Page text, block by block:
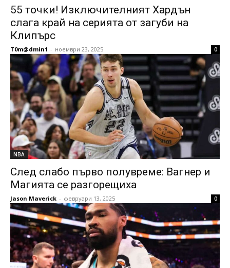
55 точки! Изключителният Хардън
слага край на серията от загуби на
Клипърс
T0m@dmin1 - ноември 23, 2025 0
NBA
След слабо първо полувреме: Вагнер и
Магията се разгорещиха
Jason Maverick - февруари 13, 2025 0